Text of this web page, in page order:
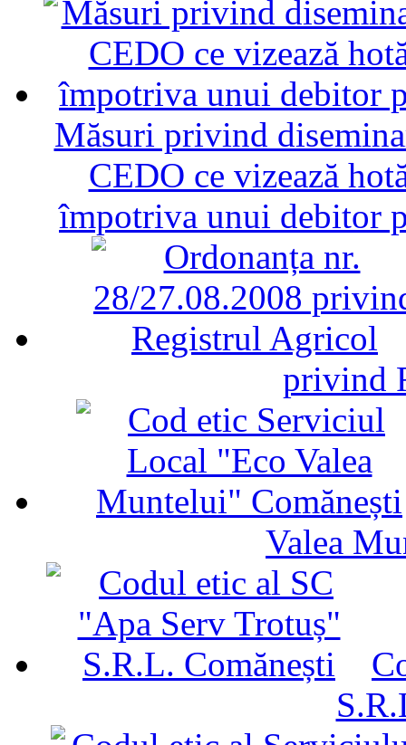
Măsuri privind
CEDO ce vizează
împotriva unui debitor
privind
Valea